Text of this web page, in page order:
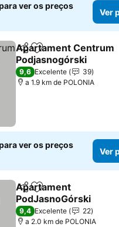
ver os preços
Ver
PartilharAdicionar aos
Apartament Centrum
Podjasnogórski
9,6 Excelente
39
a 1.9 km de POLONIA
ver os preços
Ver
PartilharAdicionar aos
Apartament
PodJasnoGórski
9,4 Excelente
22
a 2.0 km de POLONIA